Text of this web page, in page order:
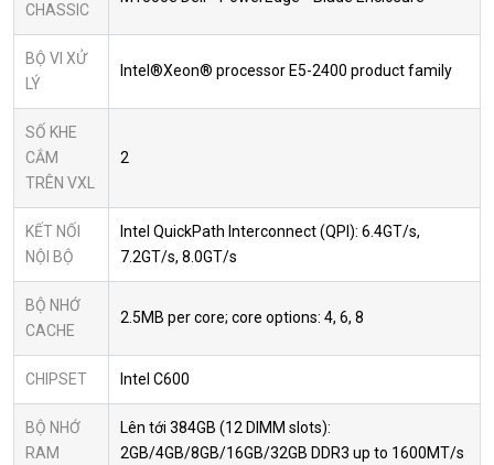
CHASSIC
BỘ VI XỬ
LÝ
Intel®Xeon® processor E5-2400 product family
SỐ KHE
CẮM
TRÊN VXL
2
KẾT NỐI
NỘI BỘ
Intel QuickPath Interconnect (QPI): 6.4GT/s,
7.2GT/s, 8.0GT/s
BỘ NHỚ
CACHE
2.5MB per core; core options: 4, 6, 8
CHIPSET Intel C600
BỘ NHỚ
RAM
Lên tới 384GB (12 DIMM slots):
2GB/4GB/8GB/16GB/32GB DDR3 up to 1600MT/s